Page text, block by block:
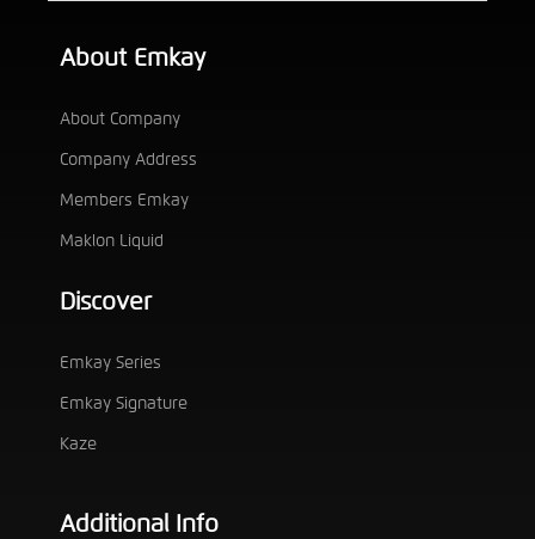
About Emkay
About Company
Company Address
Members Emkay
Maklon Liquid
Discover
Emkay Series
Emkay Signature
Kaze
Additional Info